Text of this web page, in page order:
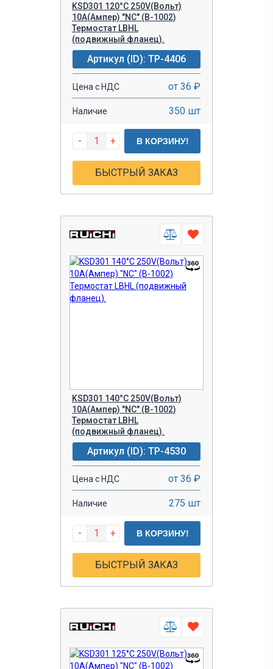
KSD301 120°C 250V(Вольт)
10A(Ампер) "NC" (B-1002)
Термостат LBHL
(подвижный фланец).
Артикул (ID): TP-4406
Цена с НДС от 36 ₽
Наличие 350 шт
- + В КОРЗИНУ!
БЫСТРЫЙ ЗАКАЗ
KSD301 140°C 250V(Вольт)
10A(Ампер) "NC" (B-1002)
Термостат LBHL
(подвижный фланец).
Артикул (ID): TP-4530
Цена с НДС от 36 ₽
Наличие 275 шт
- + В КОРЗИНУ!
БЫСТРЫЙ ЗАКАЗ